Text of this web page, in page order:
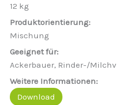
12 kg
Mischung
Ackerbauer, Rinder-/
Download